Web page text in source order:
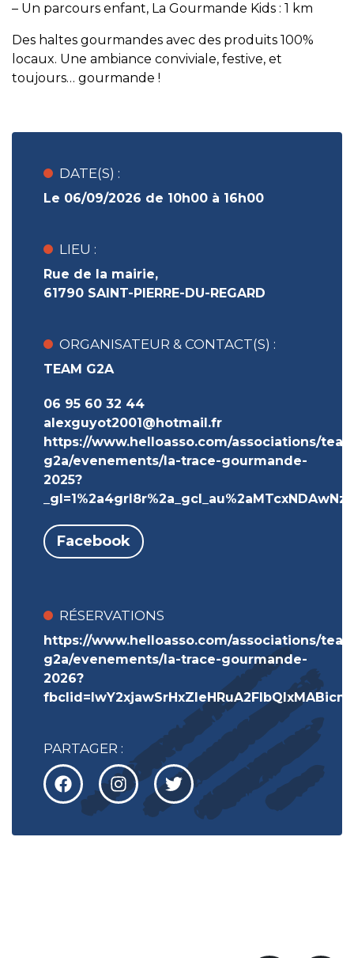
– Un parcours enfant, La Gourmande Kids : 1 km
Des haltes gourmandes avec des produits 100%
locaux. Une ambiance conviviale, festive, et
toujours… gourmande !
DATE(S) :
Le 06/09/2026 de 10h00 à 16h00
LIEU :
Rue de la mairie,
61790 SAINT-PIERRE-DU-REGARD
ORGANISATEUR & CONTACT(S) :
TEAM G2A
06 95 60 32 44
alexguyot2001@hotmail.fr
https://www.helloasso.com/associations/
g2a/evenements/la-trace-gourmande-
2025?
Facebook
RÉSERVATIONS
https://www.helloasso.com/associations/
g2a/evenements/la-trace-gourmande-
2026?
PARTAGER :